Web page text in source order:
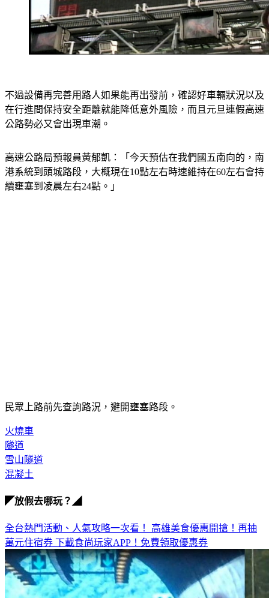
不過設備再完善用路人如果能再出發前，確認好車輛狀況以及
在行進間保持安全距離就能降低意外風險，而且元旦連假高速
公路勢必又會出現車潮。
高速公路局預報員黃郁凱：「今天預估在我們國五南向的，南
港系統到頭城路段，大概現在10點左右時速維持在60左右會持
續壅塞到凌晨左右24點。」
民眾上路前先查詢路況，避開壅塞路段。
火燒車
隧道
雪山隧道
混凝土
◤放假去哪玩？◢
全台熱門活動、人氣攻略一次看！ 高雄美食優惠開搶！再抽
萬元住宿券 下載食尚玩家APP！免費領取優惠券